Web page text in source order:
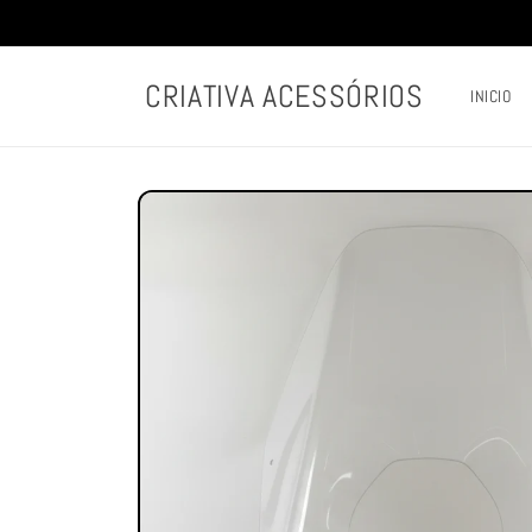
conteúdo
CRIATIVA ACESSÓRIOS INICIO
Pular para